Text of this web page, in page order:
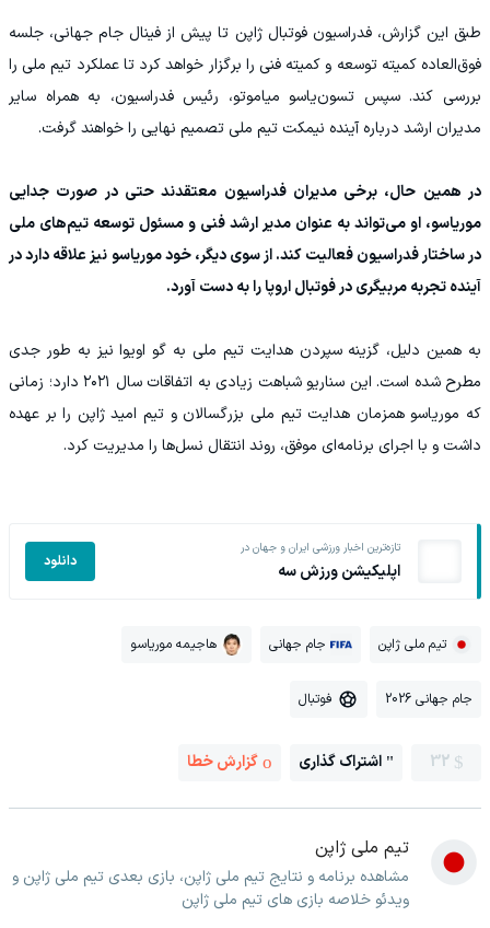
طبق این گزارش، فدراسیون فوتبال ژاپن تا پیش از فینال جام جهانی، جلسه
فوق‌العاده کمیته توسعه و کمیته فنی را برگزار خواهد کرد تا عملکرد تیم ملی را
بررسی کند. سپس تسون‌یاسو میاموتو، رئیس فدراسیون، به همراه سایر
مدیران ارشد درباره آینده نیمکت تیم ملی تصمیم نهایی را خواهند گرفت.
در همین حال، برخی مدیران فدراسیون معتقدند حتی در صورت جدایی
موریاسو، او می‌تواند به عنوان مدیر ارشد فنی و مسئول توسعه تیم‌های ملی
در ساختار فدراسیون فعالیت کند. از سوی دیگر، خود موریاسو نیز علاقه دارد در
آینده تجربه مربیگری در فوتبال اروپا را به دست آورد.
به همین دلیل، گزینه سپردن هدایت تیم ملی به گو اویوا نیز به طور جدی
مطرح شده است. این سناریو شباهت زیادی به اتفاقات سال ۲۰۲۱ دارد؛ زمانی
که موریاسو همزمان هدایت تیم ملی بزرگسالان و تیم امید ژاپن را بر عهده
داشت و با اجرای برنامه‌ای موفق، روند انتقال نسل‌ها را مدیریت کرد.
تازه‌ترین اخبار ورزشی ایران و جهان در
اپلیکیشن ورزش سه دانلود
تیم ملی ژاپن جام جهانی هاجیمه موریاسو
جام جهانی 2026 فوتبال
32 اشتراک گذاری گزارش خطا
تیم ملی ژاپن
مشاهده برنامه و نتایج تیم ملی ژاپن، بازی بعدی تیم ملی ژاپن و
ویدئو خلاصه بازی های تیم ملی ژاپن